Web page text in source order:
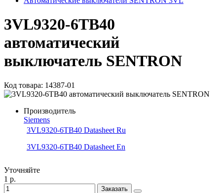
3VL9320-6TB40
автоматический
выключатель SENTRON
Код товара: 14387-01
Производитель
Siemens
3VL9320-6TB40 Datasheet Ru
3VL9320-6TB40 Datasheet En
Уточняйте
1 р.
Заказать